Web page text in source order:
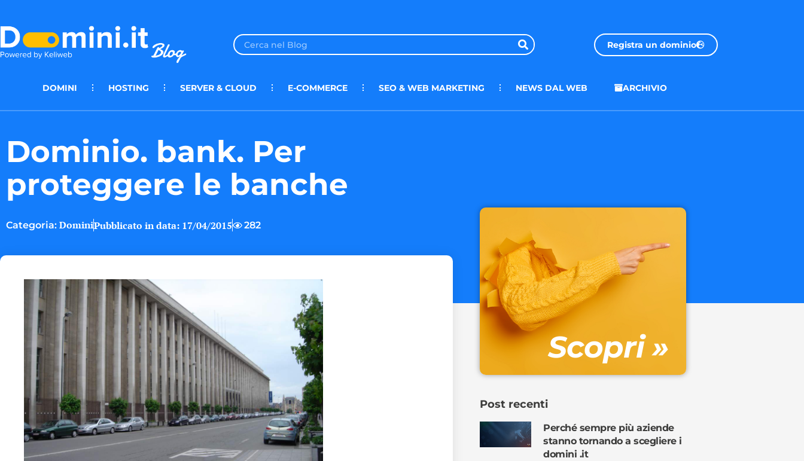
Registra un dominio
DOMINI HOSTING SERVER & CLOUD E-COMMERCE SEO & WEB MARKETING NEWS DAL WEB ARCHIVIO
Dominio. bank. Per
proteggere le banche
Categoria: DominiPubblicato in data: 17/04/2015 282
Scopri »
Post recenti
Perché sempre più aziende
stanno tornando a scegliere i
domini .it